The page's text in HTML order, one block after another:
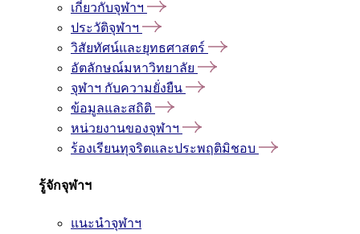
เกี่ยวกับจุฬาฯ
ประวัติจุฬาฯ
วิสัยทัศน์และยุทธศาสตร์
อัตลักษณ์มหาวิทยาลัย
จุฬาฯ กับความยั่งยืน
ข้อมูลและสถิติ
หน่วยงานของจุฬาฯ
ร้องเรียนทุจริตและประพฤติมิชอบ
รู้จักจุฬาฯ
แนะนำจุฬาฯ